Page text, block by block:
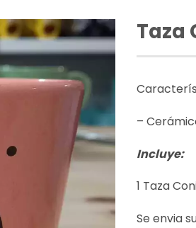
Taza
–
Incluye:
1 Taza
Se envia